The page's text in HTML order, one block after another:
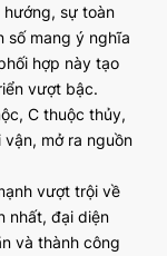
sự toàn
số mang ý nghĩa
hợp này tạo
vượt bậc.
C thuộc thủy,
mở ra nguồn
vượt trội về
nhất, đại diện
và thành công